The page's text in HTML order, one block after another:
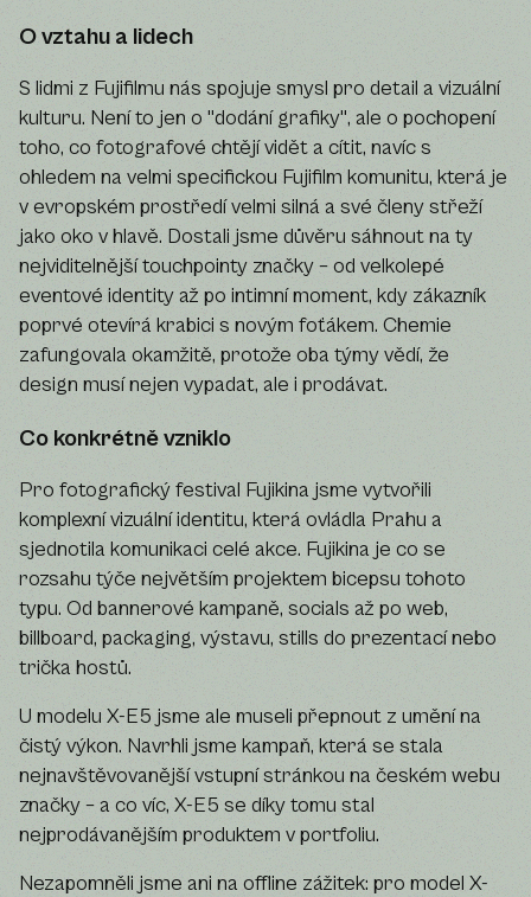
O vztahu a lidech
S lidmi z Fujifilmu nás spojuje smysl pro detail a vizuální
kulturu. Není to jen o "dodání grafiky", ale o pochopení
toho, co fotografové chtějí vidět a cítit, navíc s
ohledem na velmi specifickou Fujifilm komunitu, která je
v evropském prostředí velmi silná a své členy střeží
jako oko v hlavě. Dostali jsme důvěru sáhnout na ty
nejviditelnější touchpointy značky – od velkolepé
eventové identity až po intimní moment, kdy zákazník
poprvé otevírá krabici s novým foťákem. Chemie
zafungovala okamžitě, protože oba týmy vědí, že
design musí nejen vypadat, ale i prodávat.
Co konkrétně vzniklo
Pro fotografický festival Fujikina jsme vytvořili
komplexní vizuální identitu, která ovládla Prahu a
sjednotila komunikaci celé akce. Fujikina je co se
rozsahu týče největším projektem bicepsu tohoto
typu. Od bannerové kampaně, socials až po web,
billboard, packaging, výstavu, stills do prezentací nebo
trička hostů.
U modelu X-E5 jsme ale museli přepnout z umění na
čistý výkon. Navrhli jsme kampaň, která se stala
nejnavštěvovanější vstupní stránkou na českém webu
značky – a co víc, X-E5 se díky tomu stal
nejprodávanějším produktem v portfoliu.
Nezapomněli jsme ani na offline zážitek: pro model X-